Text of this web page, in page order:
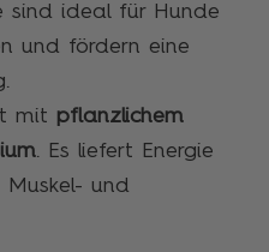
sind ideal für Hunde
und fördern eine
mit pflanzlichem
. Es liefert Energie
und